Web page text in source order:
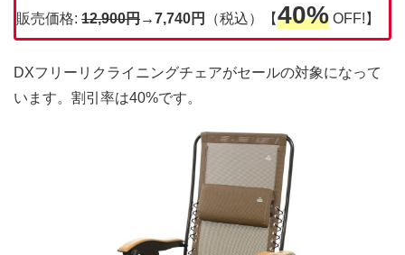
販売価格: 12,900円→7,740円 （税込）【40% OFF!】
DXフリーリクライニングチェアがセールの対象になって
います。割引率は40%です。